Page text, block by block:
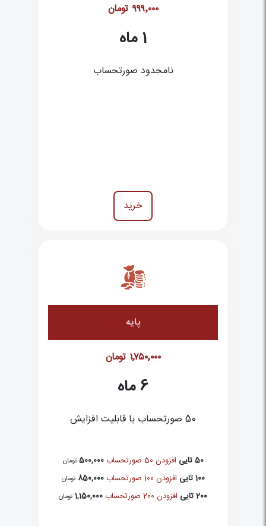
۹۹۹٬۰۰۰ تومان
1ماه
نامحدود صورتحساب
خرید
پایه
۱٬۷۵۰٬۰۰۰ تومان
6ماه
50 صورتحساب با قابلیت افزایش
50 تایی افزودن 50 صورتحساب 500,000 تومان
100 تایی افزودن 100 صورتحساب 850,000 تومان
200 تایی افزودن 200 صورتحساب 1,150,000 تومان